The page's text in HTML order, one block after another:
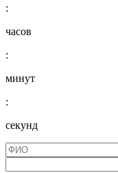
:
часов
:
минут
:
секунд